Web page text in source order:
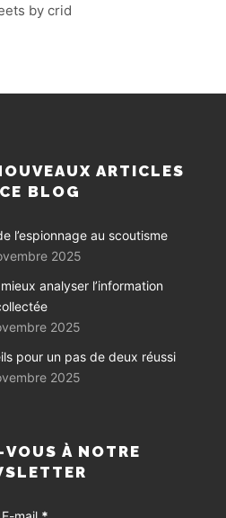
by crid
ARTICLES
BLOG
l’espionnage au scoutisme
2025
analyser l’information
2025
pour un pas de deux réussi
2025
À NOTRE